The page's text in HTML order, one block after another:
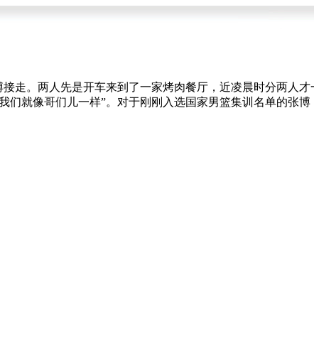
走。两人先是开车来到了一家烤肉餐厅，近凌晨时分两人
就像哥们儿一样”。对于刚刚入选国家男篮集训名单的张